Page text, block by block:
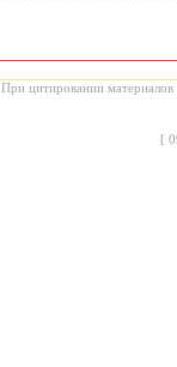
При цитировании материалов
[